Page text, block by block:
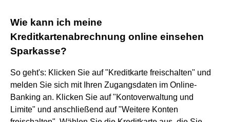
Wie kann ich meine
Kreditkartenabrechnung online einsehen
Sparkasse?
So geht's: Klicken Sie auf "Kreditkarte freischalten" und
melden Sie sich mit Ihren Zugangsdaten im Online-
Banking an. Klicken Sie auf "Kontoverwaltung und
Limite" und anschließend auf "Weitere Konten